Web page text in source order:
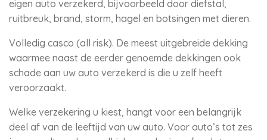
eigen auto verzekerd, bijvoorbeeld door diefstal,
ruitbreuk, brand, storm, hagel en botsingen met dieren.
Volledig casco (all risk). De meest uitgebreide dekking
waarmee naast de eerder genoemde dekkingen ook
schade aan uw auto verzekerd is die u zelf heeft
veroorzaakt.
Welke verzekering u kiest, hangt voor een belangrijk
deel af van de leeftijd van uw auto. Voor auto’s tot zes